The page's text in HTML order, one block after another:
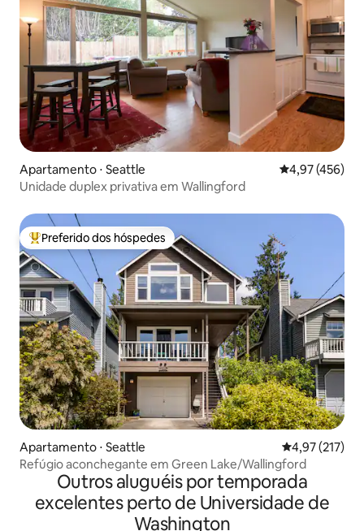
Apartamento ⋅ Seattle 4,97 de uma
4,97 (456)
Unidade duplex privativa em Wallingford
Entre os melhores preferidos dos hóspedes
Preferido dos hóspedes
Apartamento ⋅ Seattle 4,97 de uma
4,97 (217)
Refúgio aconchegante em Green Lake/Wallingford
Outros aluguéis por temporada
excelentes perto de Universidade de
Washington